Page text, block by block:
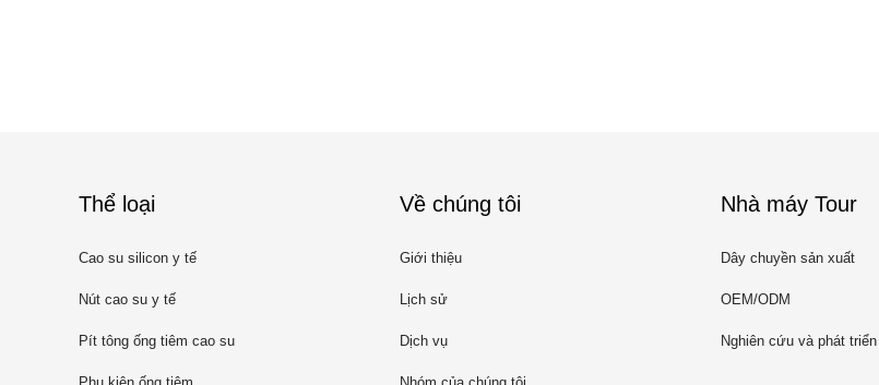
Thể loại
Cao su silicon y tế
Nút cao su y tế
Pít tông ống tiêm cao su
Về chúng tôi
Giới thiệu
Lịch sử
Dịch vụ
Nhà máy Tour
Dây chuyền sản xuất
OEM/ODM
Nghiên cứu và phát triển